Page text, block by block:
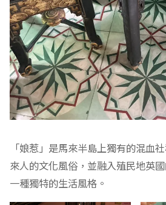
「娘惹」是馬來半島上獨有的混血
來人的文化風俗，並融入殖民地英
一種獨特的生活風格。